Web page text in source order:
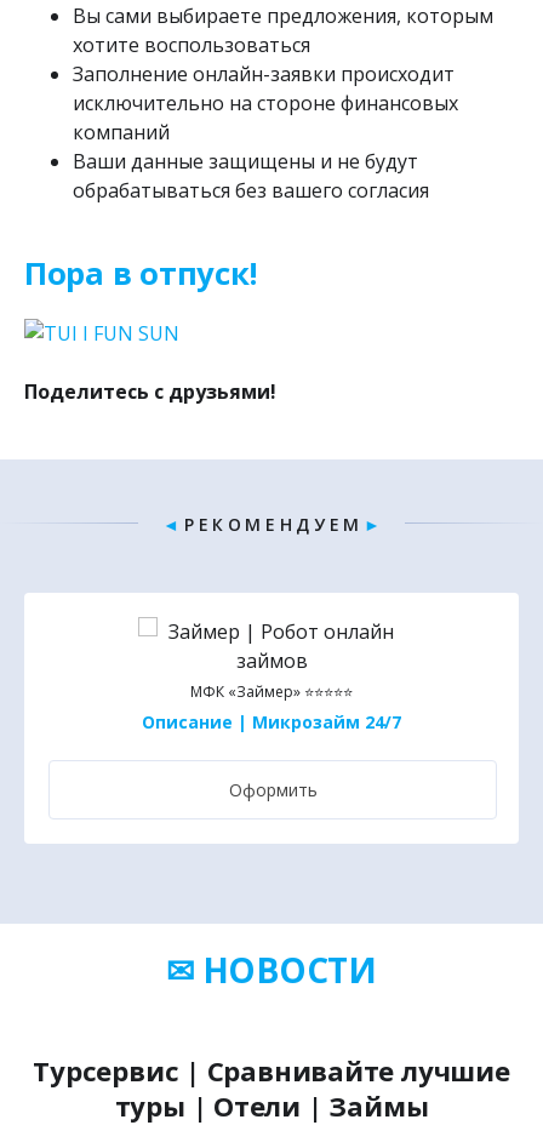
Вы сами выбираете предложения, которым
хотите воспользоваться
Заполнение онлайн-заявки происходит
исключительно на стороне финансовых
компаний
Ваши данные защищены и не будут
обрабатываться без вашего согласия
Пора в отпуск!
Поделитесь с друзьями!
◄ Р Е К О М Е Н Д У Е М ►
МФК «Займер» ⭐⭐⭐⭐⭐
Описание | Микрозайм 24/7
Оформить
✉ НОВОСТИ
Турсервис | Сравнивайте лучшие
туры | Отели | Займы